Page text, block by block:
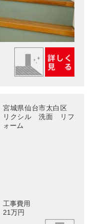
宮城県仙台市太白区
リクシル 洗面 リフ
ォーム
工事費用
21万円